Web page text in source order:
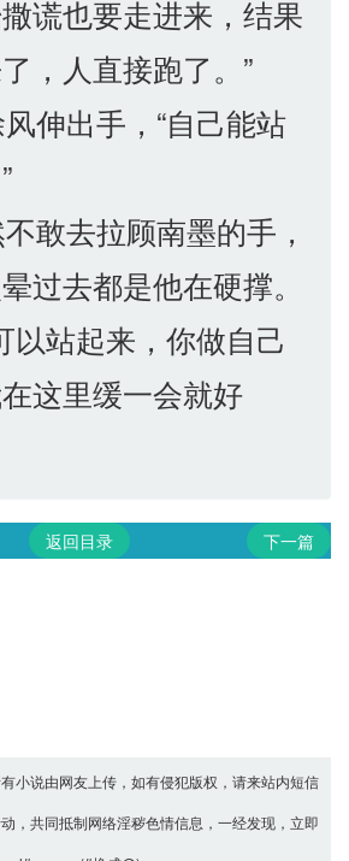
谎也要走进来，结果
，人直接跑了。”
伸出手，“自己能站
敢去拉顾南墨的手，
过去都是他在硬撑。
以站起来，你做自己
这里缓一会就好
返回目录 下一篇
小说由网友上传，如有侵犯版权，请来站内短信
，共同抵制网络淫秽色情信息，一经发现，立即